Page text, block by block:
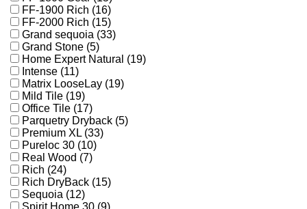
FF-1900 Rich (16)
FF-2000 Rich (15)
Grand sequoia (33)
Grand Stone (5)
Home Expert Natural (19)
Intense (11)
Matrix LooseLay (19)
Mild Tile (19)
Office Tile (17)
Parquetry Dryback (5)
Premium XL (33)
Pureloc 30 (10)
Real Wood (7)
Rich (24)
Rich DryBack (15)
Sequoia (12)